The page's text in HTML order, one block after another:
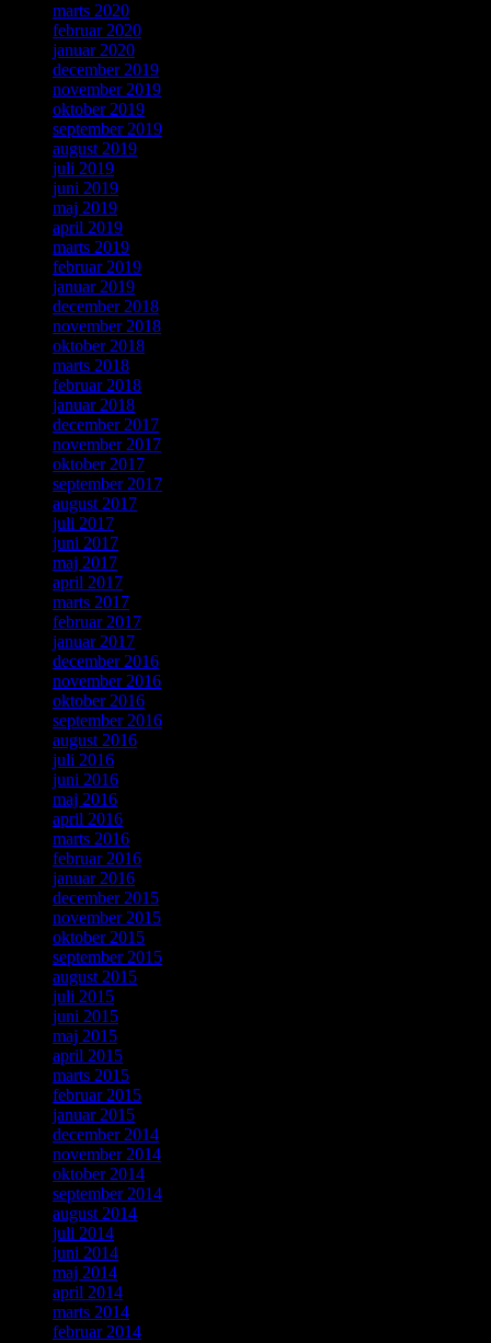
marts 2020
februar 2020
januar 2020
december 2019
november 2019
oktober 2019
september 2019
august 2019
juli 2019
juni 2019
maj 2019
april 2019
marts 2019
februar 2019
januar 2019
december 2018
november 2018
oktober 2018
marts 2018
februar 2018
januar 2018
december 2017
november 2017
oktober 2017
september 2017
august 2017
juli 2017
juni 2017
maj 2017
april 2017
marts 2017
februar 2017
januar 2017
december 2016
november 2016
oktober 2016
september 2016
august 2016
juli 2016
juni 2016
maj 2016
april 2016
marts 2016
februar 2016
januar 2016
december 2015
november 2015
oktober 2015
september 2015
august 2015
juli 2015
juni 2015
maj 2015
april 2015
marts 2015
februar 2015
januar 2015
december 2014
november 2014
oktober 2014
september 2014
august 2014
juli 2014
juni 2014
maj 2014
april 2014
marts 2014
februar 2014